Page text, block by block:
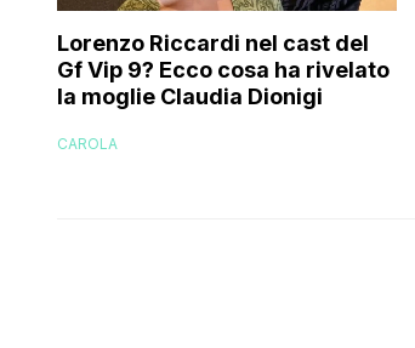
Lorenzo Riccardi nel cast del
Gf Vip 9? Ecco cosa ha rivelato
la moglie Claudia Dionigi
CAROLA